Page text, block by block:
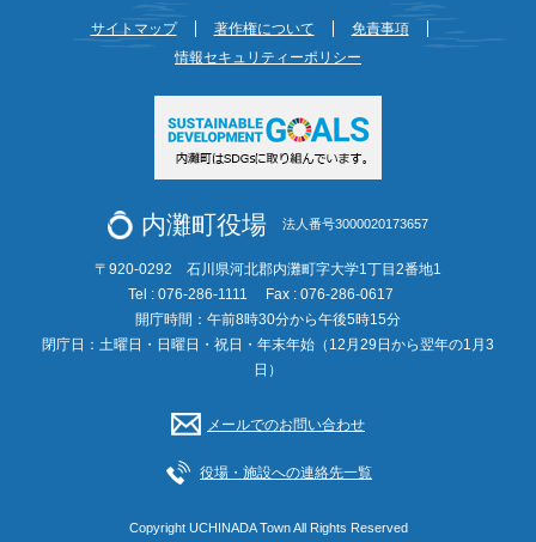
サイトマップ 著作権について
免責事項
情報セキュリティーポリシー
内灘町役場 法人番号3000020173657
〒920-0292 石川県河北郡内灘町字大学1丁目2番地1
Tel : 076-286-1111
Fax : 076-286-0617
開庁時間：午前8時30分から午後5時15分
閉庁日：土曜日・日曜日・祝日・年末年始（12月29日から翌年の1月3
日）
メールでのお問い合わせ
役場・施設への連絡先一覧
Copyright UCHINADA Town All Rights Reserved